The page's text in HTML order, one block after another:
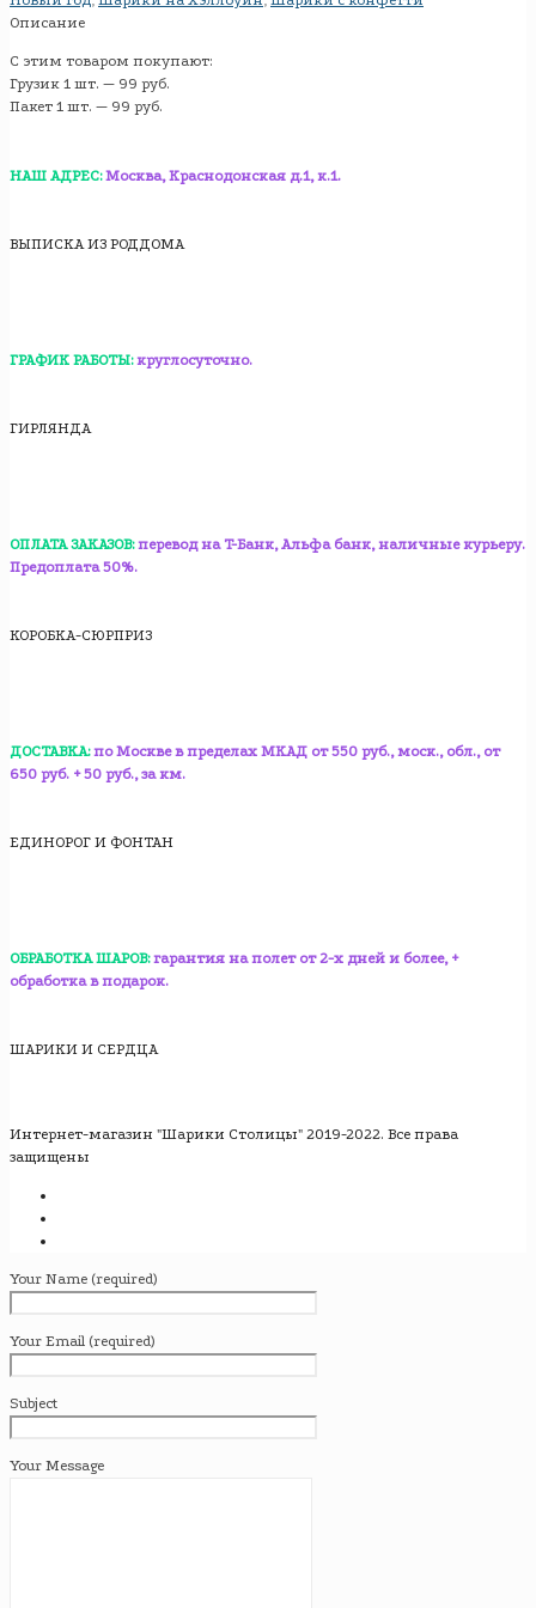
Описание
С этим товаром покупают:
Грузик 1 шт. — 99 руб.
Пакет 1 шт. — 99 руб.
НАШ АДРЕС: Москва, Краснодонская д.1, к.1.
ВЫПИСКА ИЗ РОДДОМА
ГРАФИК РАБОТЫ: круглосуточно.
ГИРЛЯНДА
ОПЛАТА ЗАКАЗОВ: перевод на T-Банк, Альфа банк, наличные курьеру.
Предоплата 50%.
КОРОБКА-СЮРПРИЗ
ДОСТАВКА: по Москве в пределах МКАД от 550 руб., моск., обл., от
650 руб. + 50 руб., за км.
ЕДИНОРОГ И ФОНТАН
ОБРАБОТКА ШАРОВ: гарантия на полет от 2-х дней и более, +
обработка в подарок.
ШАРИКИ И СЕРДЦА
Интернет-магазин "Шарики Столицы" 2019-2022. Все права
защищены
Your Name (required)
Your Email (required)
Subject
Your Message